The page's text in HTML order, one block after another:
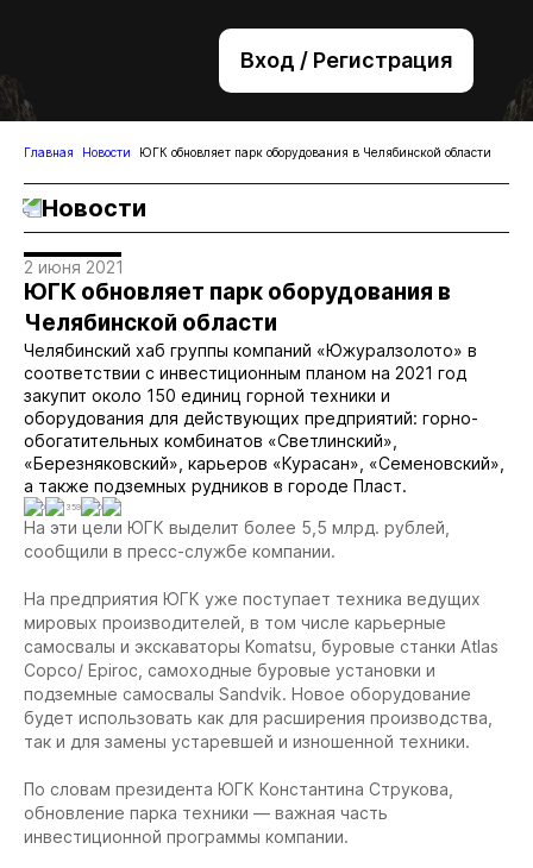
Вход / Регистрация
+7 (495) 221-76-32
bsv@zolteh.ru
Главная Новости ЮГК обновляет парк оборудования в Челябинской области
Новости
2 июня 2021
ЮГК обновляет парк оборудования в
Челябинской области
Челябинский хаб группы компаний «Южуралзолото» в
соответствии с инвестиционным планом на 2021 год
закупит около 150 единиц горной техники и
оборудования для действующих предприятий: горно-
обогатительных комбинатов «Светлинский»,
«Березняковский», карьеров «Курасан», «Семеновский»,
а также подземных рудников в городе Пласт.
0 1359 0 1
На эти цели ЮГК выделит более 5,5 млрд. рублей,
сообщили в пресс-службе компании.
На предприятия ЮГК уже поступает техника ведущих
мировых производителей, в том числе карьерные
самосвалы и экскаваторы Komatsu, буровые станки Atlas
Copco/ Epiroc, самоходные буровые установки и
подземные самосвалы Sandvik. Новое оборудование
будет использовать как для расширения производства,
так и для замены устаревшей и изношенной техники.
По словам президента ЮГК Константина Струкова,
обновление парка техники — важная часть
инвестиционной программы компании.